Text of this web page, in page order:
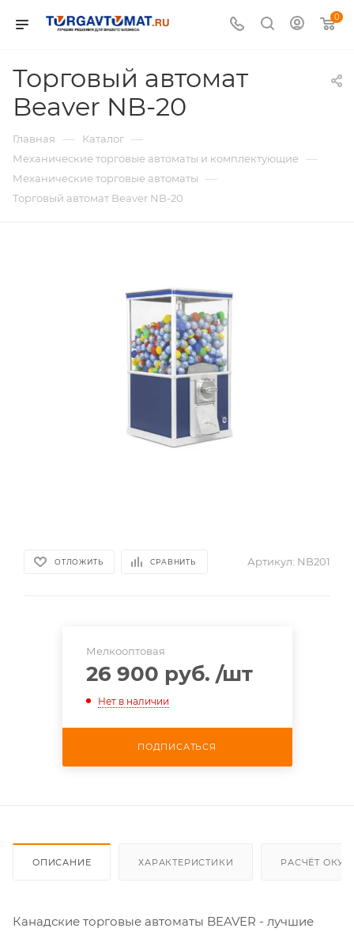
0
Торговый автомат
Beaver NB-20
Главная — Каталог —
Механические торговые автоматы и комплектующие —
Механические торговые автоматы —
Торговый автомат Beaver NB-20
ОТЛОЖИТЬ СРАВНИТЬ Артикул: NB201
Мелкооптовая
26 900 руб. /шт
Нет в наличии
ПОДПИСАТЬСЯ
ОПИСАНИЕ ХАРАКТЕРИСТИКИ РАСЧЁТ
Канадские торговые автоматы BEAVER - лучшие